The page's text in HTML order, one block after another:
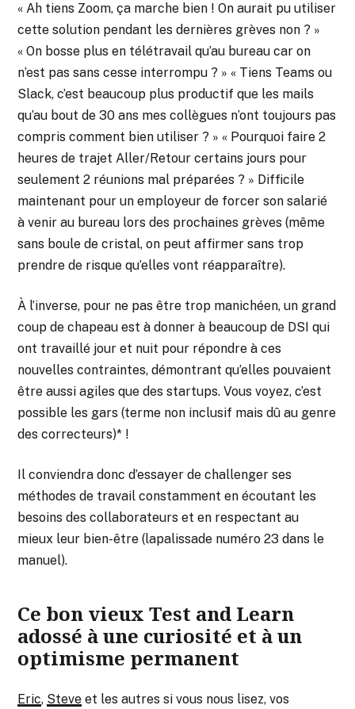
« Ah tiens Zoom, ça marche bien ! On aurait pu utiliser
cette solution pendant les dernières grèves non ? »
« On bosse plus en télétravail qu’au bureau car on
n’est pas sans cesse interrompu ? » « Tiens Teams ou
Slack, c’est beaucoup plus productif que les mails
qu’au bout de 30 ans mes collègues n’ont toujours pas
compris comment bien utiliser ? » « Pourquoi faire 2
heures de trajet Aller/Retour certains jours pour
seulement 2 réunions mal préparées ? » Difficile
maintenant pour un employeur de forcer son salarié
à venir au bureau lors des prochaines grèves (même
sans boule de cristal, on peut affirmer sans trop
prendre de risque qu’elles vont réapparaître).
À l’inverse, pour ne pas être trop manichéen, un grand
coup de chapeau est à donner à beaucoup de DSI qui
ont travaillé jour et nuit pour répondre à ces
nouvelles contraintes, démontrant qu’elles pouvaient
être aussi agiles que des startups. Vous voyez, c’est
possible les gars (terme non inclusif mais dû au genre
des correcteurs)* !
Il conviendra donc d’essayer de challenger ses
méthodes de travail constamment en écoutant les
besoins des collaborateurs et en respectant au
mieux leur bien-être (lapalissade numéro 23 dans le
manuel).
Ce bon vieux Test and Learn
adossé à une curiosité et à un
optimisme permanent
Eric, Steve et les autres si vous nous lisez, vos